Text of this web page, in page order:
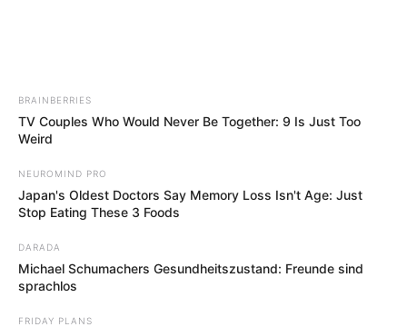
«zurück Gelnhausen weiter »
Bis auf das Jahr 1331 geht das am Obermarkt stehende
Rathaus zurück, das ursprünglich als Kaufhaus erbaut
wurde. Sein heutiges Aussehen erhielt das Bauwerk im
BRAINBERRIES
TV Couples Who Would Never Be Together: 9 Is Just Too
Weird
NEUROMIND PRO
Japan's Oldest Doctors Say Memory Loss Isn't Age: Just
Stop Eating These 3 Foods
DARADA
Michael Schumachers Gesundheitszustand: Freunde sind
sprachlos
FRIDAY PLANS